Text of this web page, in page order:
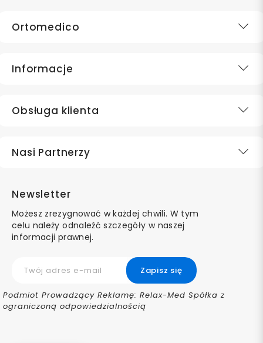
Ortomedico
Informacje
Obsługa klienta
Nasi Partnerzy
Newsletter
Możesz zrezygnować w każdej chwili. W tym
celu należy odnaleźć szczegóły w naszej
informacji prawnej.
Podmiot Prowadzący Reklamę: Relax-Med Spółka z
ograniczoną odpowiedzialnością